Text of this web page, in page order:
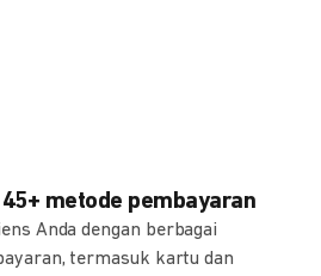
metode pembayaran
Anda dengan berbagai
termasuk kartu dan